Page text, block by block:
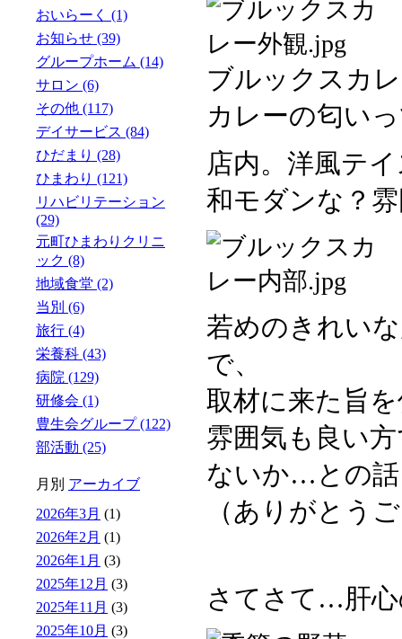
ブルックスカ
カレーの匂い
店内。 洋風テ
和モダンな？
若めのきれい
で、
取材に来た旨
雰囲気も良い
ないか…との話
（ありがとう
さてさて…肝
おいらーく (1)
お知らせ (39)
グループホーム (14)
サロン (6)
その他 (117)
デイサービス (84)
ひだまり (28)
ひまわり (121)
リハビリテーション
(29)
元町ひまわりクリニ
ック (8)
地域食堂 (2)
当別 (6)
旅行 (4)
栄養科 (43)
病院 (129)
研修会 (1)
豊生会グループ (122)
部活動 (25)
月別 アーカイブ
2026年3月 (1)
2026年2月 (1)
2026年1月 (3)
2025年12月 (3)
2025年11月 (3)
2025年10月 (3)